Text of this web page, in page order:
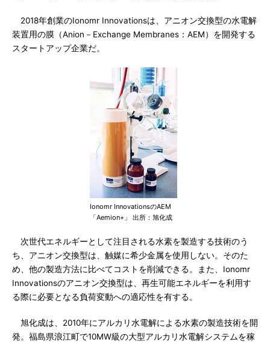
2018年創業のIonomr Innovationsは、アニオン交換型の水電解
装置用の膜（Anion－Exchange Membranes：AEM）を開発する
スタートアップ企業だ。
Ionomr InnovationsのAEM
「Aemion+」 出所：旭化成
次世代エネルギーとして注目される水素を製造する技術のう
ち、アニオン交換型は、触媒に希少金属を使用しない。そのた
め、他の製造方法に比べてコストを削減できる。また、Ionomr
Innovationsのアニオン交換型は、再生可能エネルギーを利用す
る際に必要となる負荷変動への適応性を有する。
旭化成は、2010年にアルカリ水電解による水素の製造技術を開
発。福島県浪江町で10MW級の大型アルカリ水電解システムを稼